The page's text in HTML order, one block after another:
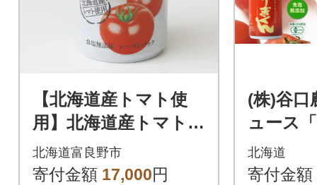
【北海道産トマト使
用】北海道産トマトジ
ュース 食塩無添加
160g×30本入
北海道富良野市
寄付金額 17,000円
(株)谷口
ュース
ん」20
北海道
寄付金額